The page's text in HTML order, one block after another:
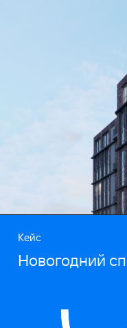
Кейс
Новогодний